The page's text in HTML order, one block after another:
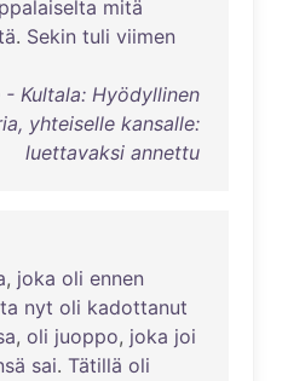
mitä
. Sekin tuli viimen
Kultala: Hyödyllinen
yhteiselle kansalle:
luettavaksi annettu
, joka oli ennen
nyt oli kadottanut
, oli juoppo, joka joi
sai. Tätillä oli